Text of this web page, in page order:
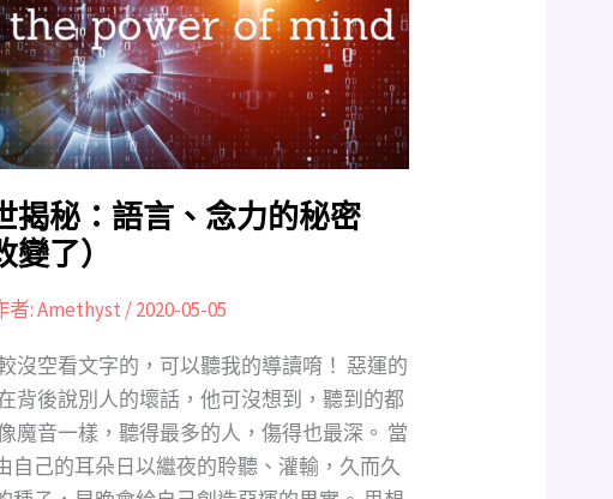
揭秘：語言、念力的秘密
變了）
者:Amethyst /2020-05-05
沒空看文字的，可以聽我的導讀唷！ 惡運的
背後說別人的壞話，他可沒想到，聽到的都
魔音一樣，聽得最多的人，傷得也最深。 當
自己的耳朵日以繼夜的聆聽、灌輸，久而久